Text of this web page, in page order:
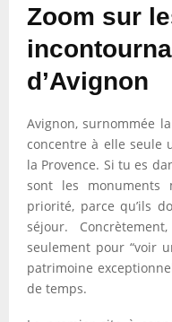
Zoom sur
d’Avignon
Avignon, surnommée
concentre à elle seule
la Provence. Si tu es
sont les monuments
priorité, parce qu’ils
séjour.
seulement pour “voir
patrimoine
de temps.